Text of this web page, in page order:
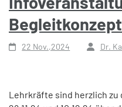
22 Nov.,2024 Dr.
Lehrkräfte sind herzlich